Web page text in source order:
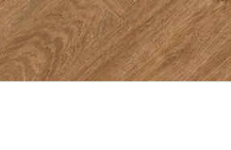
oder wünschen
Beratung?
für Sie da –